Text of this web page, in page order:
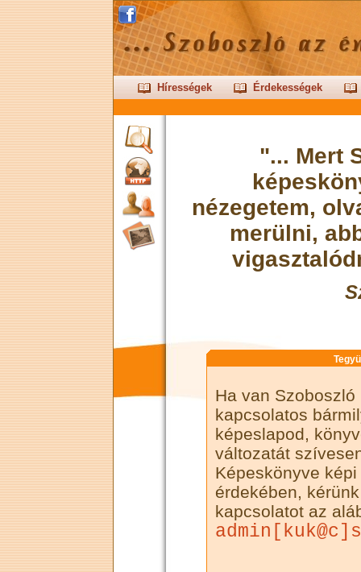
Hírességek Érdekességek
"... Mert
nézegetem,
merülni,
Ha van
kapcsolatos
képeslapod,
változatát
Képeskönyve
érdekében,
kapcsolatot az